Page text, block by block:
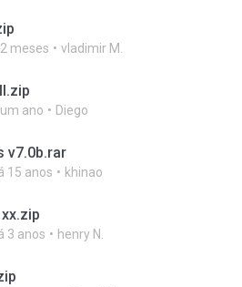
meses vladimir M.
ano Diego
v7.0b.rar
15 anos khinao
3 anos henry N.